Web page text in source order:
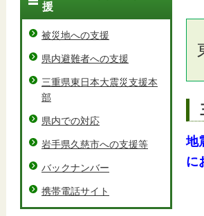
地
に
援
被災地への支援
県内避難者への支援
三重県東日本大震災支援本
部
県内での対応
岩手県久慈市への支援等
バックナンバー
携帯電話サイト